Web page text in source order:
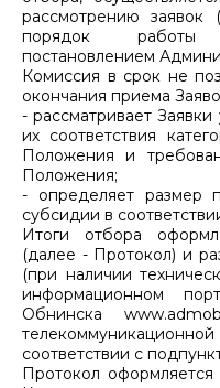
рассмотрению заявок
порядок работы
постановлением
Комиссия в срок не
окончания приема
- рассматривает
их соответствия
Положения и
Положения;
- определяет размер
субсидии в
Итоги отбора
(далее - Протокол) и
(при наличии
информационном
Обнинска
соответствии с
Протокол